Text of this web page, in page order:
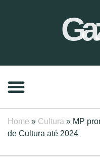
Home » Cultura » MP
de Cultura até 2024